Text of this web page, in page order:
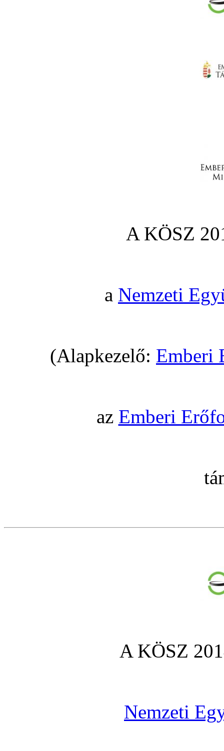
A KÖSZ
a Nemzeti
(Alapkezelő: Emberi
az Emberi
A KÖSZ
Nemzeti